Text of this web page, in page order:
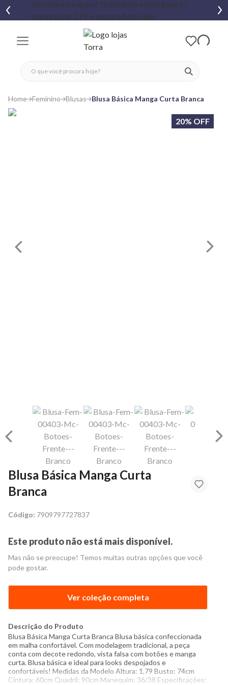
ver
fechar menu
fechar menu
favoritos
Home Feminino Blusas Blusa Básica Manga Curta Branca
20% OFF
Blusa Básica Manga Curta
Branca
Código: 7909797727837
Este produto não está mais disponível.
Mas não se preocupe! Temos muitas outras opções que você
pode gostar.
Ver coleção completa
Descrição do Produto
Blusa Básica Manga Curta Branca Blusa básica confeccionada
em malha confortável. Com modelagem tradicional, a peça
conta com decote redondo, vista falsa com botões e manga
curta. Blusa básica e ideal para looks despojados e
confortáveis! Medidas da Modelo Altura: 1,79 Busto: 74cm
Cintura: 60cm Quadril: 90cm Manequim: 36/38 Especificações: